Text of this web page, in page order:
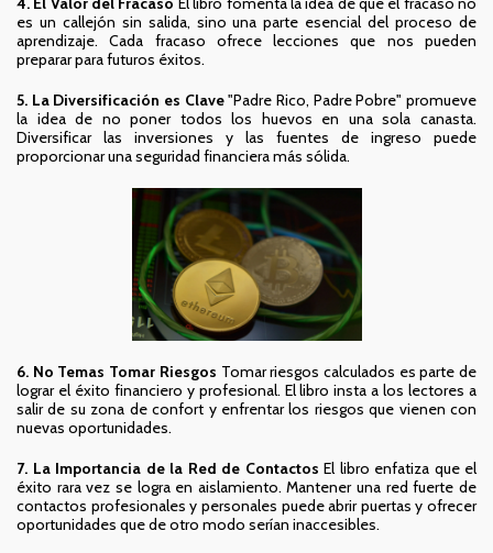
es un callejón sin salida, sino una parte esencial del proceso de
aprendizaje. Cada fracaso ofrece lecciones que nos pueden
preparar para futuros éxitos.
5. La Diversificación es Clave"Padre Rico, Padre Pobre" promueve
la idea de no poner todos los huevos en una sola canasta.
Diversificar las inversiones y las fuentes de ingreso puede
proporcionar una seguridad financiera más sólida.
6. No Temas Tomar Riesgos Tomar riesgos calculados es parte de
lograr el éxito financiero y profesional. El libro insta a los lectores a
salir de su zona de confort y enfrentar los riesgos que vienen con
nuevas oportunidades.
7. La Importancia de la Red de Contactos El libro enfatiza que el
éxito rara vez se logra en aislamiento. Mantener una red fuerte de
contactos profesionales y personales puede abrir puertas y ofrecer
oportunidades que de otro modo serían inaccesibles.